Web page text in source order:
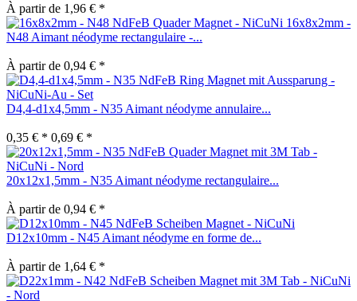
À partir de 1,96 € *
16x8x2mm -
N48 Aimant néodyme rectangulaire -...
À partir de 0,94 € *
D4,4-d1x4,5mm - N35 Aimant néodyme annulaire...
0,35 € * 0,69 € *
20x12x1,5mm - N35 Aimant néodyme rectangulaire...
À partir de 0,94 € *
D12x10mm - N45 Aimant néodyme en forme de...
À partir de 1,64 € *